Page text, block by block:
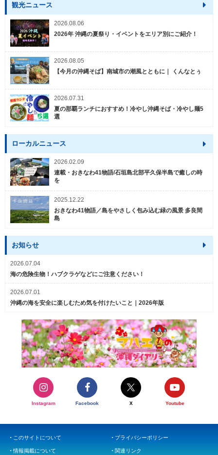
観光ニュース
2026.08.06
2026年 沖縄の夏祭り・イベントをエリア別にご紹介！
2026.08.05
【今月の沖縄そば】南城市の潮風とともに｜ くんなとぅ
2026.07.31
夏の那覇ランチにおすすめ！冷やし沖縄そば・冷やし麺5
選
ローカルニュース
2026.02.09
連載・おきなわ41物語/石垣島北部平久保半島で癒しの時
を
2025.12.22
おきなわ41物語／島をやさしく包み込む緑の風景 多良間
島
お知らせ
2026.07.04
海の危険生物！ハブクラゲなどにご注意ください！
2026.07.01
沖縄の海を安全に楽しむため気を付けたいこと｜2026年版
Instagram Facebook X Youtube
このサイトについて プライバシーポリシー
情報掲載について 関連リンク